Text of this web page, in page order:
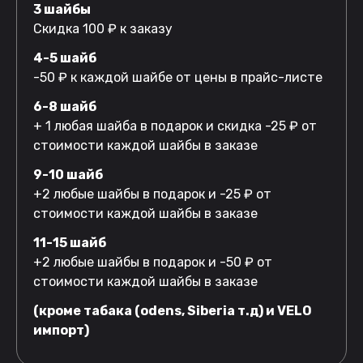
3 шайбы
Скидка 100 ₽ к заказу
4-5 шайб
-50 ₽ к каждой шайбе от цены в прайс-листе
6-8 шайб
+ 1 любая шайба в подарок и скидка -25 ₽ от
стоимости каждой шайбы в заказе
9-10 шайб
+2 любые шайбы в подарок и -25 ₽ от
стоимости каждой шайбы в заказе
11-15 шайб
+2 любые шайбы в подарок и -50 ₽ от
стоимости каждой шайбы в заказе
(кроме табака (odens, Siberia т.д) и VELO
импорт)